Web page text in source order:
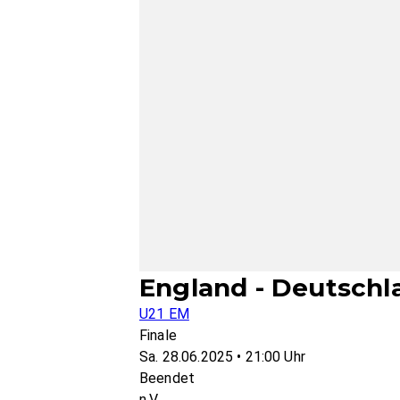
England -
U21 EM
Finale
Sa. 28.06.2025 • 21:00 Uhr
Beendet